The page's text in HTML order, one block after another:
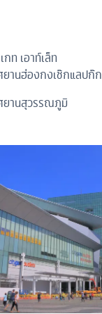
กท เอาท์เล็ท
ยานฮ่องกงเช๊กแลปก๊ก
ยานสุวรรณภูมิ